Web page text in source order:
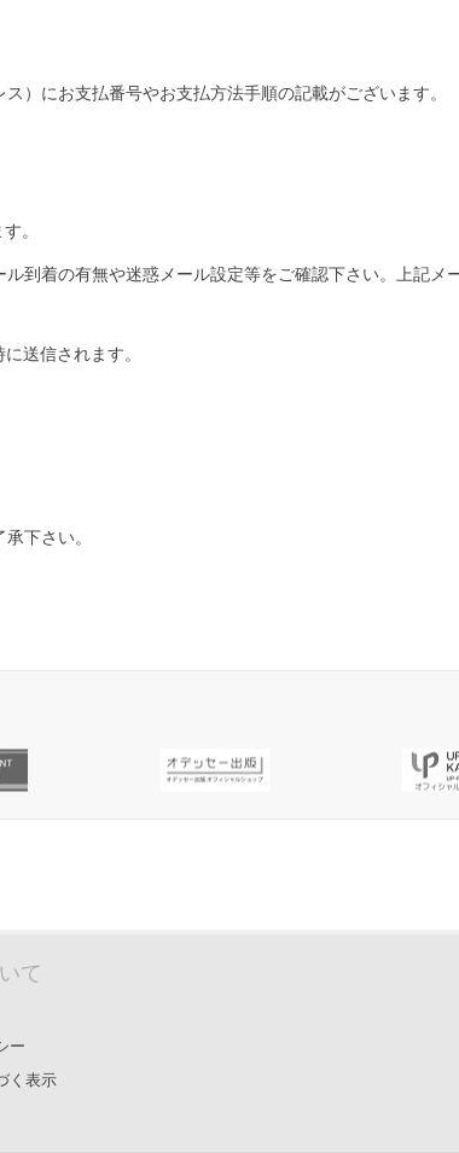
）にお支払番号やお支払方法手順の記載がございます。
。
到着の有無や迷惑メール設定等をご確認下さい。 上記メ
送信されます。
下さい。
て
ー
く表示